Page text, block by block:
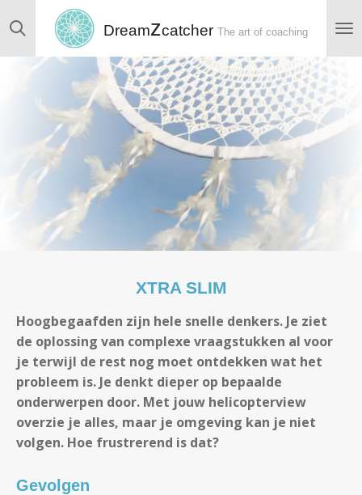
Ga
direct
naar
hoofdinhoud
Dreamzcatcher The art of coaching
XTRA SLIM
Hoogbegaafden zijn hele snelle denkers. Je ziet
de oplossing van complexe vraagstukken al voor
je terwijl de rest nog moet ontdekken wat het
probleem is. Je denkt dieper op bepaalde
onderwerpen door. Met jouw helicopterview
overzie je alles, maar je omgeving kan je niet
volgen. Hoe frustrerend is dat?
Gevolgen